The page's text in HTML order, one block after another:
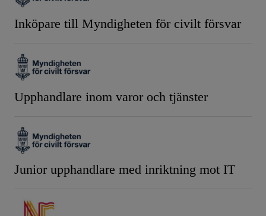
Inköpare till Myndigheten för civilt försvar
Upphandlare inom varor och tjänster
Junior upphandlare med inriktning mot IT